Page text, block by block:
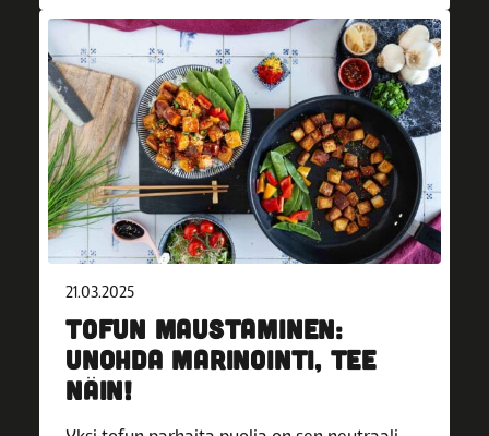
21.03.2025
TOFUN MAUSTAMINEN:
UNOHDA MARINOINTI, TEE
NÄIN!